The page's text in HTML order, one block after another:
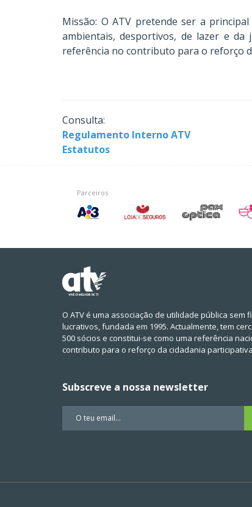
Missão: O ATV pretende ser a
ambientais, desportivos, de lazer e
referência no contributo para o reforço
Consulta:
Regulamento Interno ATV
Estatutos
Parceiros
O ATV é uma associação de utilidade pública sem
lucrativos, fundada em 1995. Actualmente, tem
500 sócios e constitui-se como uma referência
contributo para o reforço da cidadania
Subscreve a nossa newsletter